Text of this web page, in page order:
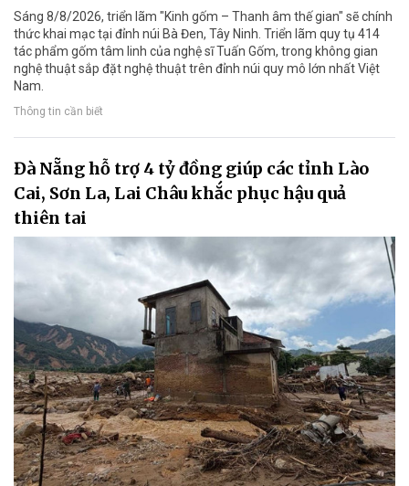
Sáng 8/8/2026, triển lãm "Kinh gốm – Thanh âm thế gian" sẽ chính
thức khai mạc tại đỉnh núi Bà Đen, Tây Ninh. Triển lãm quy tụ 414
tác phẩm gốm tâm linh của nghệ sĩ Tuấn Gốm, trong không gian
nghệ thuật sắp đặt nghệ thuật trên đỉnh núi quy mô lớn nhất Việt
Nam.
Thông tin cần biết
Đà Nẵng hỗ trợ 4 tỷ đồng giúp các tỉnh Lào
Cai, Sơn La, Lai Châu khắc phục hậu quả
thiên tai